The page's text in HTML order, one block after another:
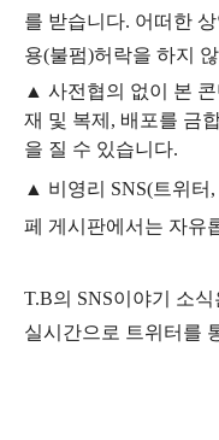
를 받습니다. 어떠한
용(불펌)허락을 하지
▲ 사전협의 없이 본
재 및 복제, 배포를 금
을 질 수 있습니다.
▲ 비영리 SNS(트위터
페 게시판에서는 자유
T.B의 SNS이야기 소식
실시간으로 트위터를